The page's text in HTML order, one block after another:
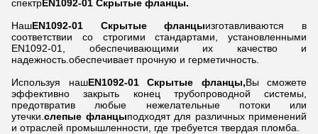
спектрEN1092-01 Скрытые фланцы.
НашEN1092-01 Скрытые фланцыизготавливаются в
соответствии со строгими стандартами, установленными
EN1092-01, обеспечивающими их качество и
надежность.обеспечивает прочную и герметичность.
Используя нашEN1092-01 Скрытые фланцы,Вы сможете
эффективно закрыть конец трубопроводной системы,
предотвратив любые нежелательные потоки или
утечки. слепые фланцыподходят для различных применений
и отраслей промышленности, где требуется твердая пломба.